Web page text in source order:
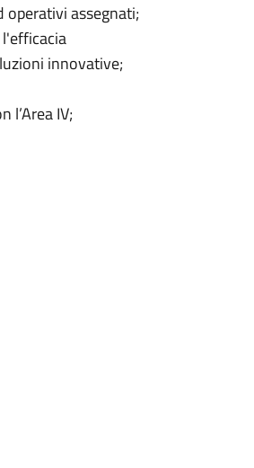
assegnati;
innovative;
l’Area IV;